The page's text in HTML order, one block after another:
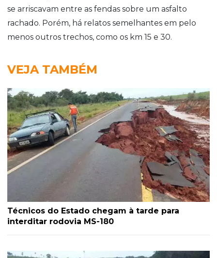
se arriscavam entre as fendas sobre um asfalto
rachado. Porém, há relatos semelhantes em pelo
menos outros trechos, como os km 15 e 30.
VEJA TAMBÉM
Técnicos do Estado chegam à tarde para
interditar rodovia MS-180